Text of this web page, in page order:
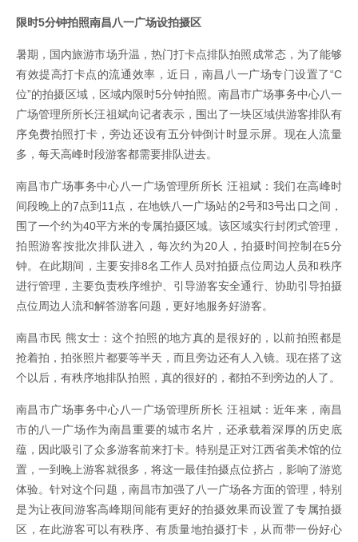
限时5分钟拍照南昌八一广场设拍摄区
暑期，国内旅游市场升温，热门打卡点排队拍照成常态，为了能够
有效提高打卡点的流通效率，近日，南昌八一广场专门设置了“C
位”的拍摄区域，区域内限时5分钟拍照。南昌市广场事务中心八一
广场管理所所长汪祖斌向记者表示，围出了一块区域供游客排队有
序免费拍照打卡，旁边还设有五分钟倒计时显示屏。现在人流量
多，每天高峰时段游客都需要排队进去。
南昌市广场事务中心八一广场管理所所长 汪祖斌：我们在高峰时
间段晚上的7点到11点，在地铁八一广场站的2号和3号出口之间，
围了一个约为40平方米的专属拍摄区域。该区域实行封闭式管理，
拍照游客按批次排队进入，每次约为20人，拍摄时间控制在5分
钟。在此期间，主要安排8名工作人员对拍摄点位周边人员和秩序
进行管理，主要负责秩序维护、引导游客安全通行、协助引导拍摄
点位周边人流和解答游客问题，更好地服务好游客。
南昌市民 熊女士：这个拍照的地方真的是很好的，以前拍照都是
抢着拍，拍张照片都要等半天，而且旁边还有人入镜。现在搭了这
个以后，有秩序地排队拍照，真的很好的，都拍不到旁边的人了。
南昌市广场事务中心八一广场管理所所长 汪祖斌：近年来，南昌
市的八一广场作为南昌重要的城市名片，还承载着深厚的历史底
蕴，因此吸引了众多游客前来打卡。特别是正对江西省美术馆的位
置，一到晚上游客就很多，将这一最佳拍摄点位挤占，影响了游览
体验。针对这个问题，南昌市加强了八一广场各方面的管理，特别
是为让夜间游客高峰期间能有更好的拍摄效果而设置了专属拍摄
区，在此游客可以有秩序、有质量地拍摄打卡，从而带一份好心